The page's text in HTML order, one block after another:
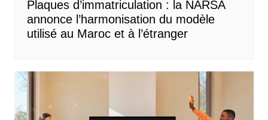
Plaques d’immatriculation : la NARSA
annonce l’harmonisation du modèle
utilisé au Maroc et à l’étranger